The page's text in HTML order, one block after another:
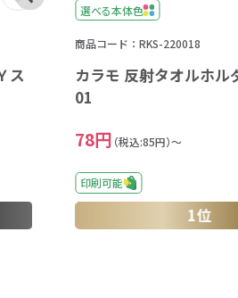
ス
選べる本体色
商品コード：RKS-220018
カラモ 反射タオルホ
01
78円 （税込:85円）～
印刷可能
1位